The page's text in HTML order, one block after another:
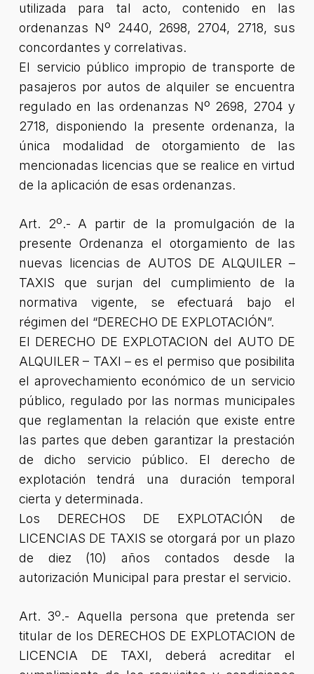
utilizada para tal acto, contenido en las
ordenanzas Nº 2440, 2698, 2704, 2718, sus
concordantes y correlativas.
El servicio público impropio de transporte de
pasajeros por autos de alquiler se encuentra
regulado en las ordenanzas Nº 2698, 2704 y
2718, disponiendo la presente ordenanza, la
única modalidad de otorgamiento de las
mencionadas licencias que se realice en virtud
de la aplicación de esas ordenanzas.
Art. 2º.- A partir de la promulgación de la
presente Ordenanza el otorgamiento de las
nuevas licencias de AUTOS DE ALQUILER –
TAXIS que surjan del cumplimiento de la
normativa vigente, se efectuará bajo el
régimen del “DERECHO DE EXPLOTACIÓN”.
El DERECHO DE EXPLOTACION del AUTO DE
ALQUILER – TAXI – es el permiso que posibilita
el aprovechamiento económico de un servicio
público, regulado por las normas municipales
que reglamentan la relación que existe entre
las partes que deben garantizar la prestación
de dicho servicio público. El derecho de
explotación tendrá una duración temporal
cierta y determinada.
Los DERECHOS DE EXPLOTACIÓN de
LICENCIAS DE TAXIS se otorgará por un plazo
de diez (10) años contados desde la
autorización Municipal para prestar el servicio.
Art. 3º.- Aquella persona que pretenda ser
titular de los DERECHOS DE EXPLOTACION de
LICENCIA DE TAXI, deberá acreditar el